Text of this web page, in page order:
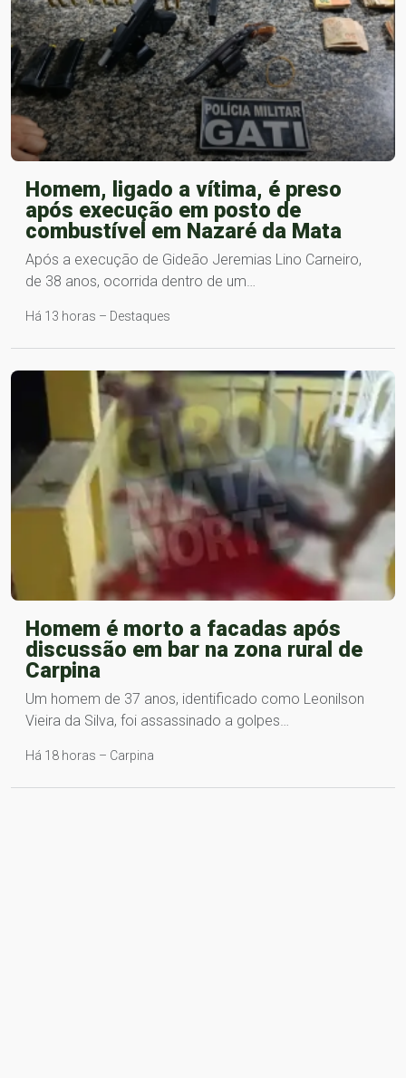
Homem, ligado a vítima, é preso
após execução em posto de
combustível em Nazaré da Mata
Após a execução de Gideão Jeremias Lino Carneiro,
de 38 anos, ocorrida dentro de um…
Há 13 horas – Destaques
Homem é morto a facadas após
discussão em bar na zona rural de
Carpina
Um homem de 37 anos, identificado como Leonilson
Vieira da Silva, foi assassinado a golpes…
Há 18 horas – Carpina